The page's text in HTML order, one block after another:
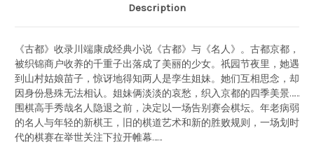
Description
《古都》收录川端康成经典小说《古都》与《名人》。古都京都，
被织锦商户收养的千重子出落成了美丽的少女。祇园节夜里，她遇
到山村姑娘苗子，惊讶地得知两人是孪生姐妹。她们互相思念，却
因身份悬殊无法相认。姐妹俩淡淡的哀愁，织入京都的四季美景……
围棋高手秀哉名人隐退之前，决定以一场告别赛会棋坛。年老病弱
的名人与年轻的新棋王，旧的棋道艺术和新的胜败规则，一场划时
代的棋赛在举世关注下拉开帷幕……